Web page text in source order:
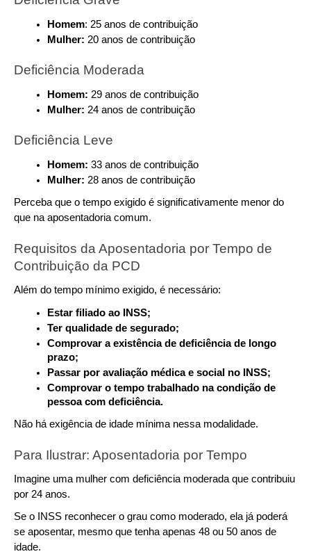
Homem: 25 anos de contribuição
Mulher: 20 anos de contribuição
Deficiência Moderada
Homem: 29 anos de contribuição
Mulher: 24 anos de contribuição
Deficiência Leve
Homem: 33 anos de contribuição
Mulher: 28 anos de contribuição
Perceba que o tempo exigido é significativamente menor do
que na aposentadoria comum.
Requisitos da Aposentadoria por Tempo de
Contribuição da PCD
Além do tempo mínimo exigido, é necessário:
Estar filiado ao INSS;
Ter qualidade de segurado;
Comprovar a existência de deficiência de longo
prazo;
Passar por avaliação médica e social no INSS;
Comprovar o tempo trabalhado na condição de
pessoa com deficiência.
Não há exigência de idade mínima nessa modalidade.
Para Ilustrar: Aposentadoria por Tempo
Imagine uma mulher com deficiência moderada que contribuiu
por 24 anos.
Se o INSS reconhecer o grau como moderado, ela já poderá
se aposentar, mesmo que tenha apenas 48 ou 50 anos de
idade.